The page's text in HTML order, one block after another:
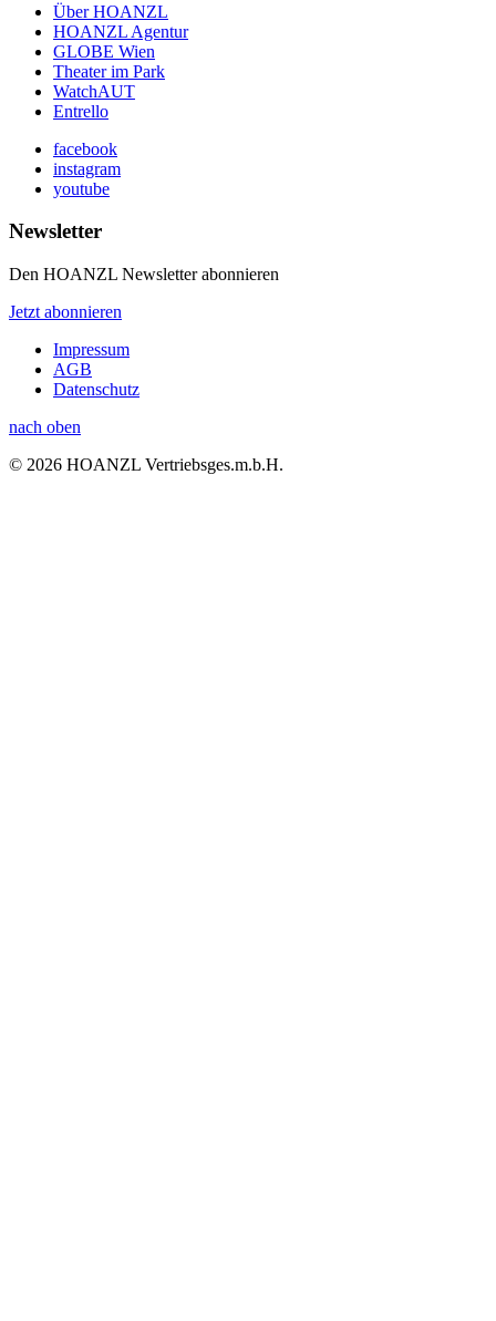
Über HOANZL
HOANZL Agentur
GLOBE Wien
Theater im Park
WatchAUT
Entrello
facebook
instagram
youtube
Newsletter
Den HOANZL Newsletter abonnieren
Jetzt abonnieren
Impressum
AGB
Datenschutz
nach oben
© 2026 HOANZL Vertriebsges.m.b.H.